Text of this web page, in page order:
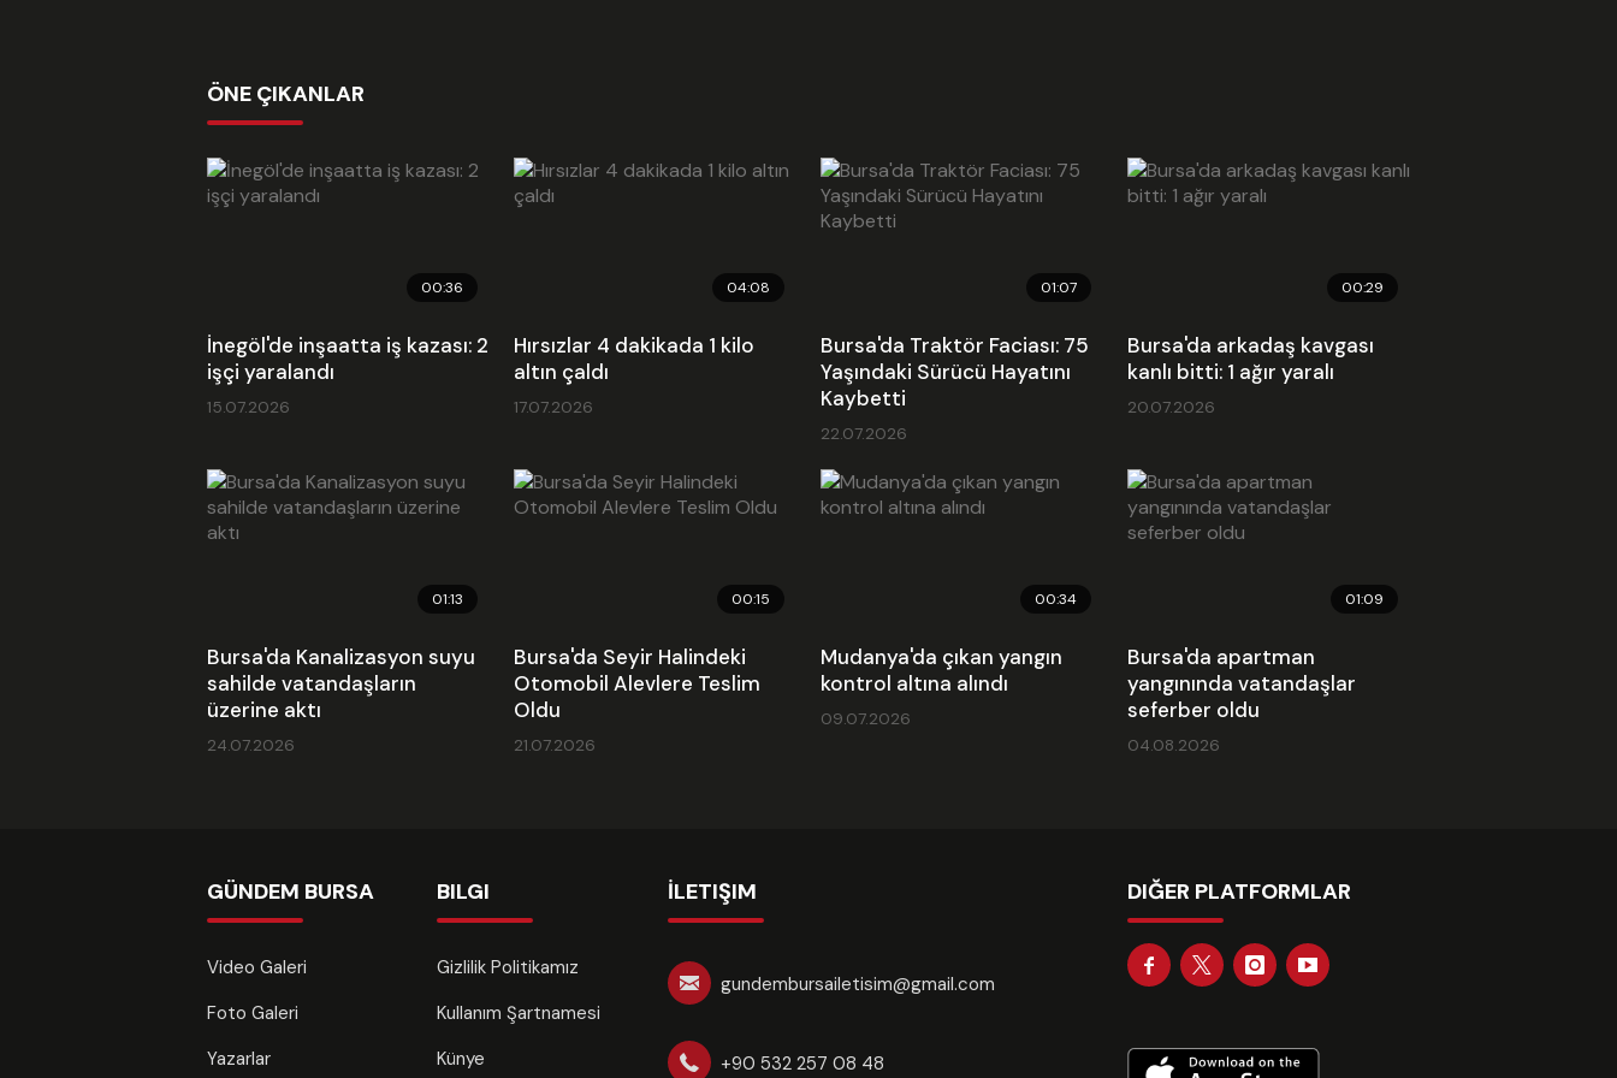
sayesinde hem yeni bilgiler öğrendiklerini
hem de yazma becerilerini geliştirme
Eklenme: 2026.06.02 11:51
Son Güncellenme: 2026.06.02 11:51
Embed Kodu
ÖNE ÇIKANLAR
00:36
İnegöl'de inşaatta iş kazası: 2
işçi yaralandı
15.07.2026
04:08
Hırsızlar 4 dakikada 1 kilo
altın çaldı
17.07.2026
01:07
Bursa'da Traktör Faciası: 75
Yaşındaki Sürücü Hayatını
Kaybetti
22.07.2026
00:29
Bursa'da arkadaş kavgası
kanlı bitti: 1 ağır yaralı
20.07.2026
01:13
Bursa'da Kanalizasyon suyu
sahilde vatandaşların
üzerine aktı
24.07.2026
00:15
Bursa'da Seyir Halindeki
Otomobil Alevlere Teslim
Oldu
21.07.2026
00:34
Mudanya'da çıkan yangın
kontrol altına alındı
09.07.2026
01:09
Bursa'da apartman
yangınında vatandaşlar
seferber oldu
04.08.2026
GÜNDEM BURSA
Video Galeri
Foto Galeri
Yazarlar
BILGI
Gizlilik Politikamız
Kullanım Şartnamesi
Künye
İLETIŞIM
gundembursailetisim@gmail.com
+90 532 257 08 48
DIĞER PLATFORMLAR